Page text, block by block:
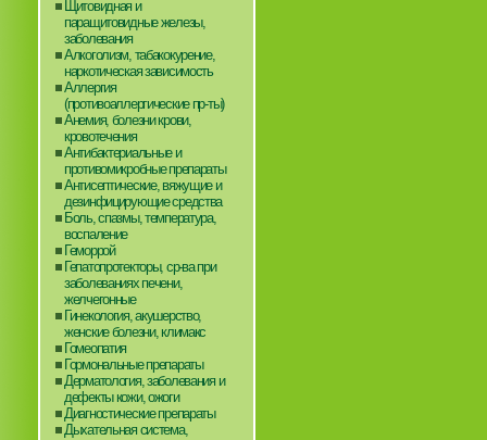
Щитовидная и
паращитовидные железы,
заболевания
Алкоголизм, табакокурение,
наркотическая зависимость
Аллергия
(противоаллергические пр-ты)
Анемия, болезни крови,
кровотечения
Антибактериальные и
противомикробные препараты
Антисептические, вяжущие и
дезинфицирующие средства
Боль, спазмы, температура,
воспаление
Геморрой
Гепатопротекторы, ср-ва при
заболеваниях печени,
желчегонные
Гинекология, акушерство,
женские болезни, климакс
Гомеопатия
Гормональные препараты
Дерматология, заболевания и
дефекты кожи, ожоги
Диагностические препараты
Дыхательная система,